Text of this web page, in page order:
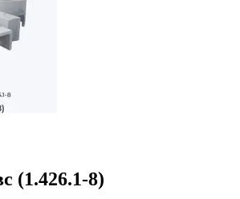
(1.426.1-8)